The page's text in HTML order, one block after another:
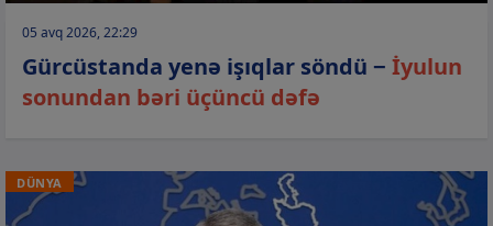
05 avq 2026, 22:29
Gürcüstanda yenə işıqlar söndü − İyulun
sonundan bəri üçüncü dəfə
DÜNYA